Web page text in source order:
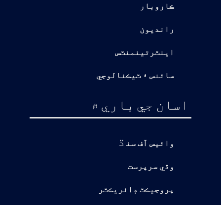
ڪاروبار
رانديون
اينٽرتينمنٽس
سائنس ۽ ٽيڪنالوجي
اسان جي باري ۾
وائيس آف سن ڌ
وڏي سرپرست
پروجيڪٽ ڊائريڪٽر